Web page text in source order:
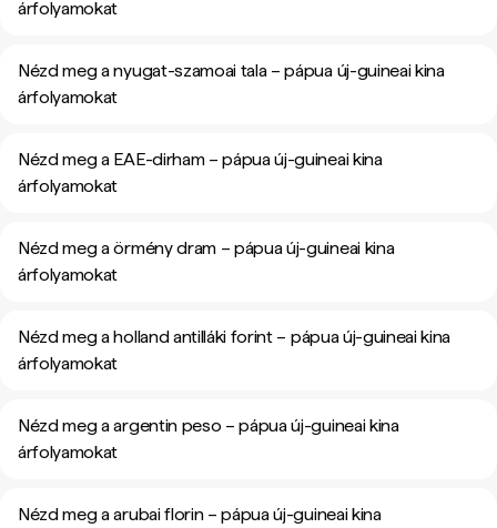
árfolyamokat
Nézd meg a nyugat-szamoai tala – pápua új-guineai kina
árfolyamokat
Nézd meg a EAE-dirham – pápua új-guineai kina
árfolyamokat
Nézd meg a örmény dram – pápua új-guineai kina
árfolyamokat
Nézd meg a holland antilláki forint – pápua új-guineai kina
árfolyamokat
Nézd meg a argentin peso – pápua új-guineai kina
árfolyamokat
Nézd meg a arubai florin – pápua új-guineai kina